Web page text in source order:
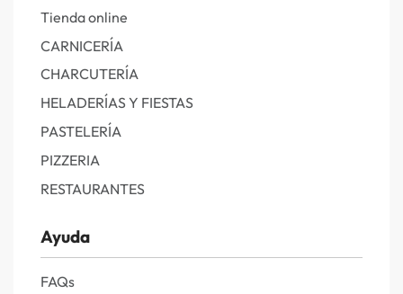
Tienda online
CARNICERÍA
CHARCUTERÍA
HELADERÍAS Y FIESTAS
PASTELERÍA
PIZZERIA
RESTAURANTES
Ayuda
FAQs